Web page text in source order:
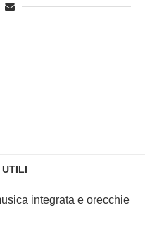
UTILI
integrata e orecchie